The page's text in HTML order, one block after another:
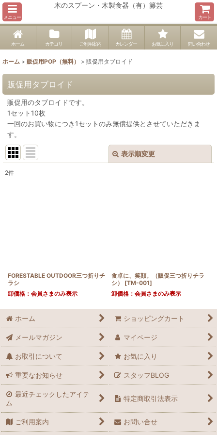
メニュー
木のスプーン・木製食器（有）籐芸
カート
ホーム カテゴリ ご利用案内 カレンダー お気に入り 問い合わせ
ホーム > 販促用POP（無料） > 販促用タブロイド
販促用タブロイド
販促用のタブロイドです。
1セット10枚
一回のお買い物につき1セットのみ無償提供とさせていただきま
す。
表示順変更
2件
FORESTABLE OUTDOOR三つ折りチ
ラシ
卸価格：会員さまのみ表示
食卓に、笑顔。（販促三つ折りチラ
シ）
[TM-001]
卸価格：会員さまのみ表示
ホーム ショッピングカート
メールマガジン マイページ
お取引について お気に入り
重要なお知らせ スタッフBLOG
最近チェックしたアイテ
ム
特定商取引法表示
ご利用案内 お問い合せ